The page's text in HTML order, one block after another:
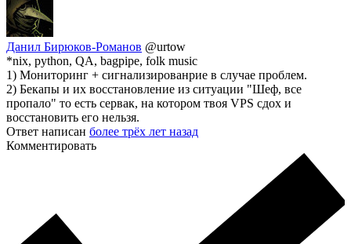
Данил Бирюков-Романов @urtow
*nix, python, QA, bagpipe, folk music
1) Мониторинг + сигнализированрие в случае проблем.
2) Бекапы и их восстановление из ситуации "Шеф, все
пропало" то есть сервак, на котором твоя VPS сдох и
восстановить его нельзя.
Ответ написан более трёх лет назад
Комментировать